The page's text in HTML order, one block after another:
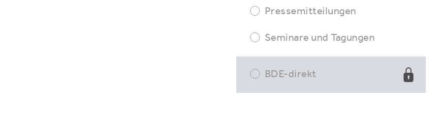
Pressemitteilungen
Seminare und Tagungen
BDE-direkt